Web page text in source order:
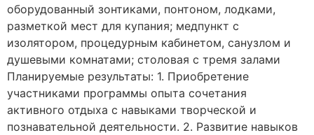
оборудованный зонтиками, понтоном, лодками,
разметкой мест для купания; медпункт с
изолятором, процедурным кабинетом, санузлом и
душевыми комнатами; столовая с тремя залами
Планируемые результаты: 1. Приобретение
участниками программы опыта сочетания
активного отдыха с навыками творческой и
познавательной деятельности. 2. Развитие навыков